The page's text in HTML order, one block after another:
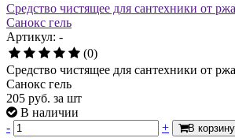
Средство чистящее для сантехники от
Санокс гель
Артикул: -
(0)
Средство чистящее для сантехники от
Санокс гель
205 руб. за шт
В наличии
-
+ В корзину